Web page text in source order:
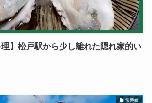
理】松戸駅から少し離れた隠れ家的い
常磐線